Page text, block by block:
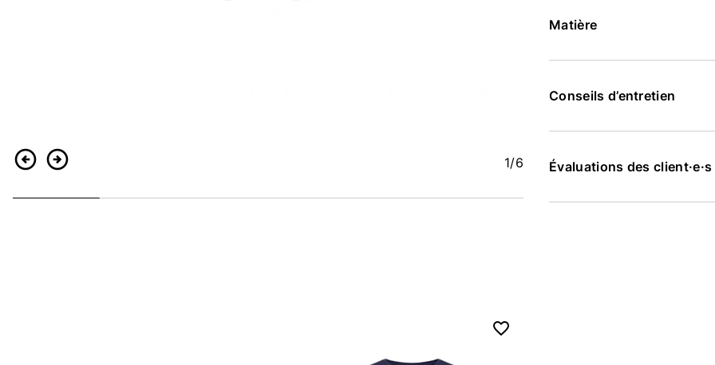
RetourContinuer 1/6
Matière
Conseils d’entretien
Évaluations des client·e·s